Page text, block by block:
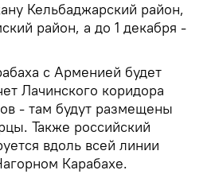
Кельбаджарский район,
район, а до 1 декабря -
с Арменией будет
Лачинского коридора
- там будут размещены
Также российский
вдоль всей линии
Карабахе.